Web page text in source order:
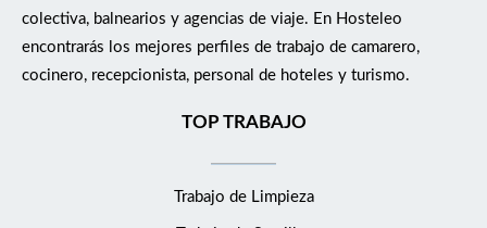
colectiva, balnearios y agencias de viaje. En Hosteleo
encontrarás los mejores perfiles de trabajo de camarero,
cocinero, recepcionista, personal de hoteles y turismo.
TOP TRABAJO
Trabajo de Limpieza